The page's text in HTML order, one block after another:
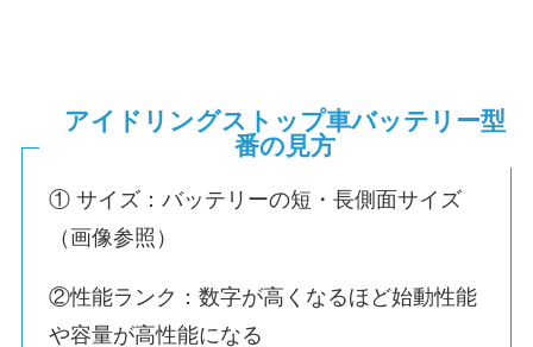
アイドリングストップ車バッテリー型
番の見方
① サイズ：バッテリーの短・長側面サイズ
（画像参照）
②性能ランク：数字が高くなるほど始動性能
や容量が高性能になる